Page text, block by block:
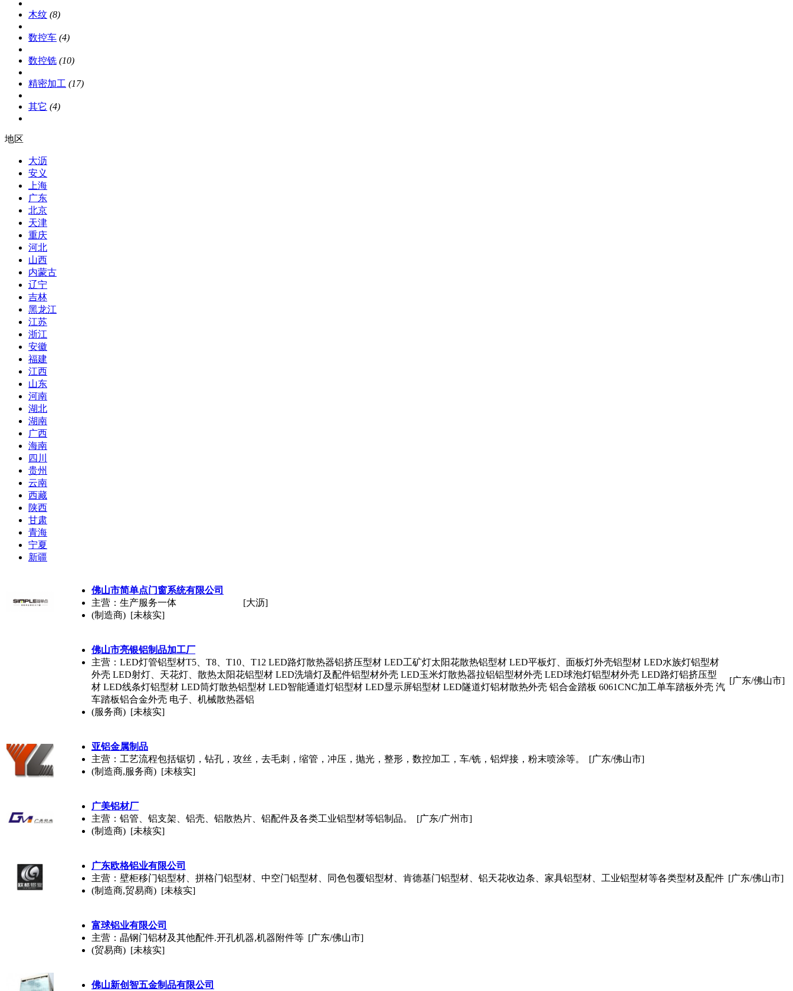
木纹 (8)
数控车 (4)
数控铣 (10)
精密加工 (17)
其它 (4)
地区
大沥
安义
上海
广东
北京
天津
重庆
河北
山西
内蒙古
辽宁
吉林
黑龙江
江苏
浙江
安徽
福建
江西
山东
河南
湖北
湖南
广西
海南
四川
贵州
云南
西藏
陕西
甘肃
青海
宁夏
新疆
佛山市简单点门窗系统有限公司
主营：生产服务一体
(制造商) [未核实]
[大沥]
佛山市亮银铝制品加工厂
主营：LED灯管铝型材T5、T8、T10、T12 LED路灯散热器铝挤压型材 LED工矿灯太阳花散热铝型材 LED平板灯、面板灯外壳铝型材 LED水族灯铝型材
外壳 LED射灯、天花灯、散热太阳花铝型材 LED洗墙灯及配件铝型材外壳 LED玉米灯散热器拉铝铝型材外壳 LED球泡灯铝型材外壳 LED路灯铝挤压型
材 LED线条灯铝型材 LED筒灯散热铝型材 LED智能通道灯铝型材 LED显示屏铝型材 LED隧道灯铝材散热外壳 铝合金踏板 6061CNC加工单车踏板外壳 汽
车踏板铝合金外壳 电子、机械散热器铝
(服务商) [未核实]
[广东/佛山市]
亚铝金属制品
主营：工艺流程包括锯切，钻孔，攻丝，去毛刺，缩管，冲压，抛光，整形，数控加工，车/铣，铝焊接，粉末喷涂等。
(制造商,服务商) [未核实]
[广东/佛山市]
广美铝材厂
主营：铝管、铝支架、铝壳、铝散热片、铝配件及各类工业铝型材等铝制品。
(制造商) [未核实]
[广东/广州市]
广东欧格铝业有限公司
主营：壁柜移门铝型材、拼格门铝型材、中空门铝型材、同色包覆铝型材、肯德基门铝型材、铝天花收边条、家具铝型材、工业铝型材等各类型材及配件
(制造商,贸易商) [未核实]
[广东/佛山市]
富球铝业有限公司
主营：晶钢门铝材及其他配件.开孔机器,机器附件等
(贸易商) [未核实]
[广东/佛山市]
佛山新创智五金制品有限公司